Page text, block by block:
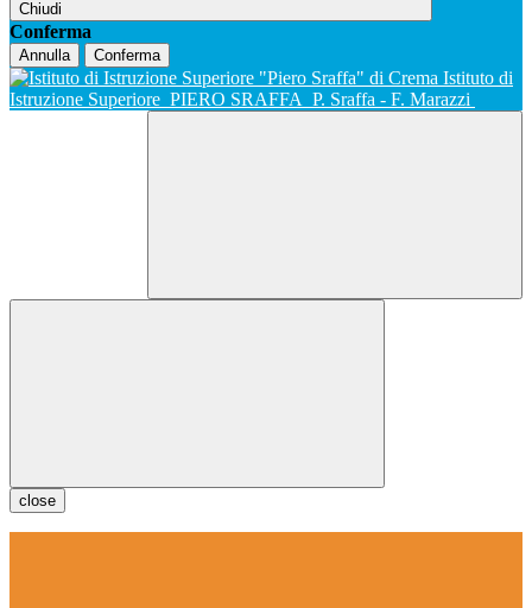
Chiudi
Conferma
Annulla Conferma
Istituto di
Istruzione Superiore PIERO SRAFFA P. Sraffa - F. Marazzi
close